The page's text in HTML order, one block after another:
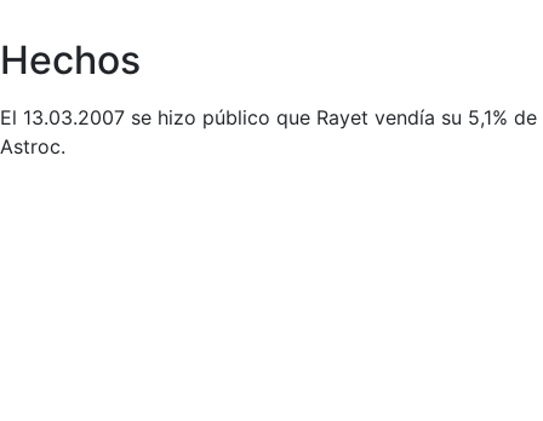
Hechos
El 13.03.2007 se hizo público que Rayet vendía su 5,1% de
Astroc.